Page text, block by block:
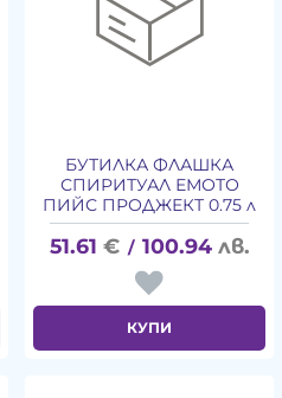
БУТИЛКА ФЛАШКА
СПИРИТУАЛ ЕМОТО
ПИЙС ПРОДЖЕКТ 0.75 л
51.61 € / 100.94 лв.
КУПИ